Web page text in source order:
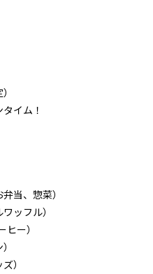
イム！
当、惣菜）
ッフル）
ー）
）